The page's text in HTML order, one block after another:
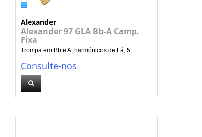
Alexander
Alexander 97 GLA Bb-A Camp.
Fixa
Trompa em Bb e A, harmónicos de Fá, 5...
Consulte-nos